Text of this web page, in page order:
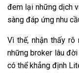
đem lại những dịch
sàng đáp ứng nhu
Vì thế, nhận thấy
những broker lâu
có thể khẳng định